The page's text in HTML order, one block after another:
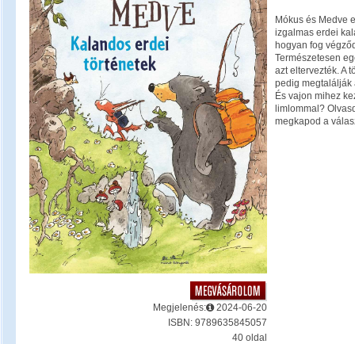
Megjelenés:
2024-06-20
ISBN: 9789635845057
40 oldal
Mókus és Medve
izgalmas erdei
hogyan fog
Természetesen
azt eltervezték. A
pedig megtalálják
És vajon mihez
limlommal?
megkapod a